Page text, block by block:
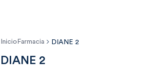
Inicio Farmacia DIANE 2
DIANE 2